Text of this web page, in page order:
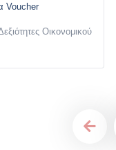
Voucher
Οικονομικού